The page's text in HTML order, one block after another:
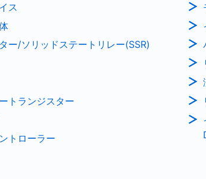
ス
ー/ソリッドステートリレー(SSR)
トランジスター
トローラー